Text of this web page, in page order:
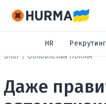
HR
Рекрутинг
Блог
Обновления HURMA
Даже